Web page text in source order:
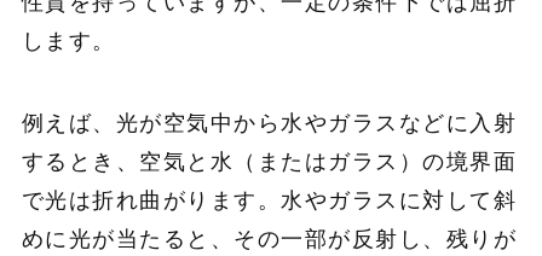
します。
例えば、光が空気中から水やガラスなどに入射
するとき、空気と水（またはガラス）の境界面
で光は折れ曲がります。水やガラスに対して斜
めに光が当たると、その一部が反射し、残りが